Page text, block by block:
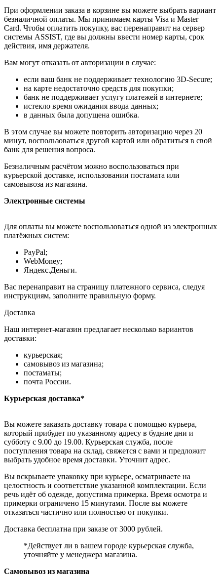
При оформлении заказа в корзине вы можете выбрать вариант
безналичной оплаты. Мы принимаем карты Visa и Master
Card. Чтобы оплатить покупку, вас перенаправит на сервер
системы ASSIST, где вы должны ввести номер карты, срок
действия, имя держателя.
Вам могут отказать от авторизации в случае:
если ваш банк не поддерживает технологию 3D-Secure;
на карте недостаточно средств для покупки;
банк не поддерживает услугу платежей в интернете;
истекло время ожидания ввода данных;
в данных была допущена ошибка.
В этом случае вы можете повторить авторизацию через 20
минут, воспользоваться другой картой или обратиться в свой
банк для решения вопроса.
Безналичным расчётом можно воспользоваться при
курьерской доставке, использовании постамата или
самовывоза из магазина.
Электронные системы
Для оплаты вы можете воспользоваться одной из электронных
платёжных систем:
PayPal;
WebMoney;
Яндекс.Деньги.
Вас перенаправит на страницу платежного сервиса, следуя
инструкциям, заполните правильную форму.
Доставка
Наш интернет-магазин предлагает несколько вариантов
доставки:
курьерская;
самовывоз из магазина;
постаматы;
почта России.
Курьерская доставка*
Вы можете заказать доставку товара с помощью курьера,
который прибудет по указанному адресу в будние дни и
субботу с 9.00 до 19.00. Курьерская служба, после
поступления товара на склад, свяжется с вами и предложит
выбрать удобное время доставки. Уточнит адрес.
Вы вскрываете упаковку при курьере, осматриваете на
целостность и соответствие указанной комплектации. Если
речь идёт об одежде, допустима примерка. Время осмотра и
примерки ограничено 15 минутами. После вы можете
отказаться частично или полностью от покупки.
Доставка бесплатна при заказе от 3000 рублей.
*Действует ли в вашем городе курьерская служба,
уточняйте у менеджера магазина.
Самовывоз из магазина